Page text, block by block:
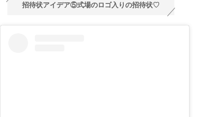
招待状アイデア⑤式場のロゴ入りの招待状♡